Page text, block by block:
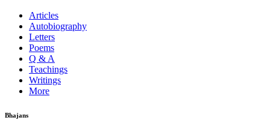
Articles
Autobiography
Letters
Poems
Q & A
Teachings
Writings
More
Bhajans